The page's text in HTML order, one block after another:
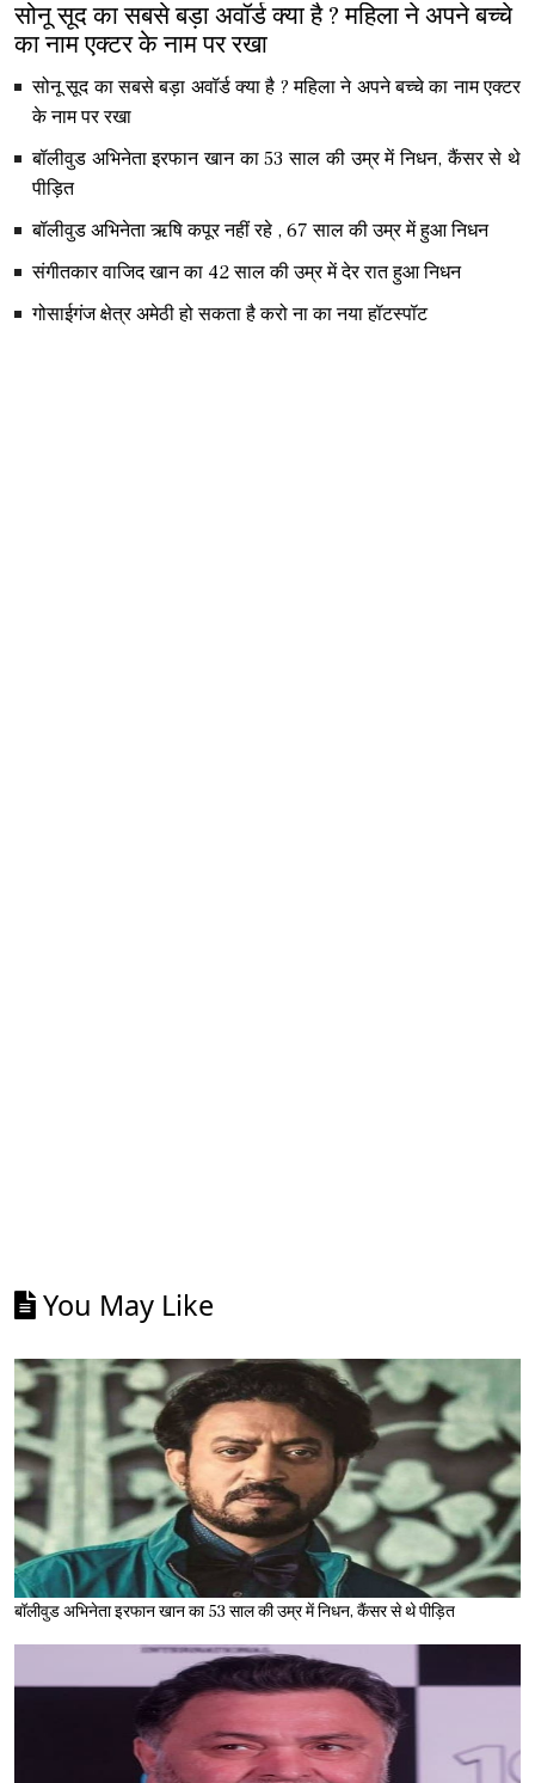
सोनू सूद का सबसे बड़ा अवॉर्ड क्या है ? महिला ने अपने बच्चे
का नाम एक्टर के नाम पर रखा
सोनू सूद का सबसे बड़ा अवॉर्ड क्या है ? महिला ने अपने बच्चे का नाम एक्टर
के नाम पर रखा
बॉलीवुड अभिनेता इरफान खान का 53 साल की उम्र में निधन, कैंसर से थे
पीड़ित
बॉलीवुड अभिनेता ऋषि कपूर नहीं रहे , 67 साल की उम्र में हुआ निधन
संगीतकार वाजिद खान का 42 साल की उम्र में देर रात हुआ निधन
गोसाईगंज क्षेत्र अमेठी हो सकता है करो ना का नया हॉटस्पॉट
You May Like
बॉलीवुड अभिनेता इरफान खान का 53 साल की उम्र में निधन, कैंसर से थे पीड़ित